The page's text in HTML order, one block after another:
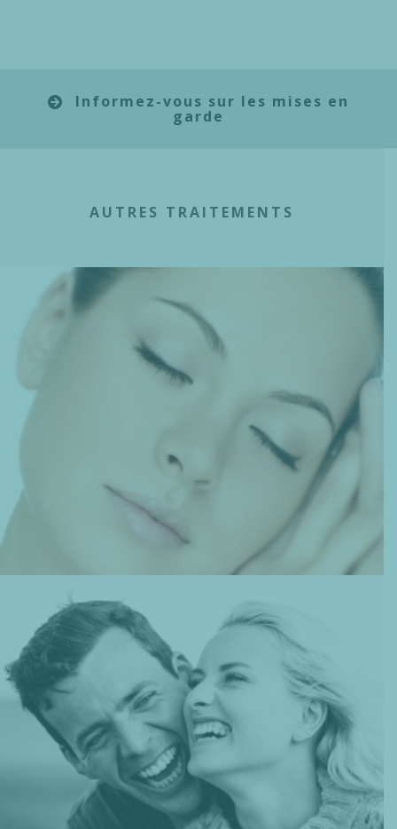
Informez-vous sur les mises en
garde
AUTRES TRAITEMENTS